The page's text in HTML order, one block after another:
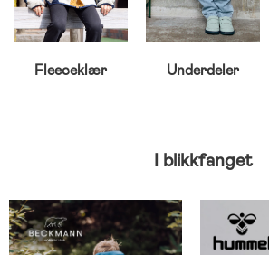
Fleeceklær Underdeler
I blikkfanget